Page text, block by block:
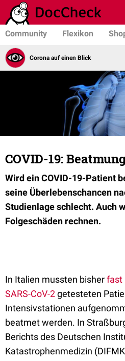
Community Flexikon
Corona auf einen Blick
COVID-19:
Wird ein COVID-19-Patient
seine Überlebenschancen
Studienlage schlecht. Auch
Folgeschäden rechnen.
In Italien mussten bisherfast
SARS-CoV-2getesteten
Intensivstationen
beatmet werden. In
Berichts des Deutschen
Katastrophenmedizin